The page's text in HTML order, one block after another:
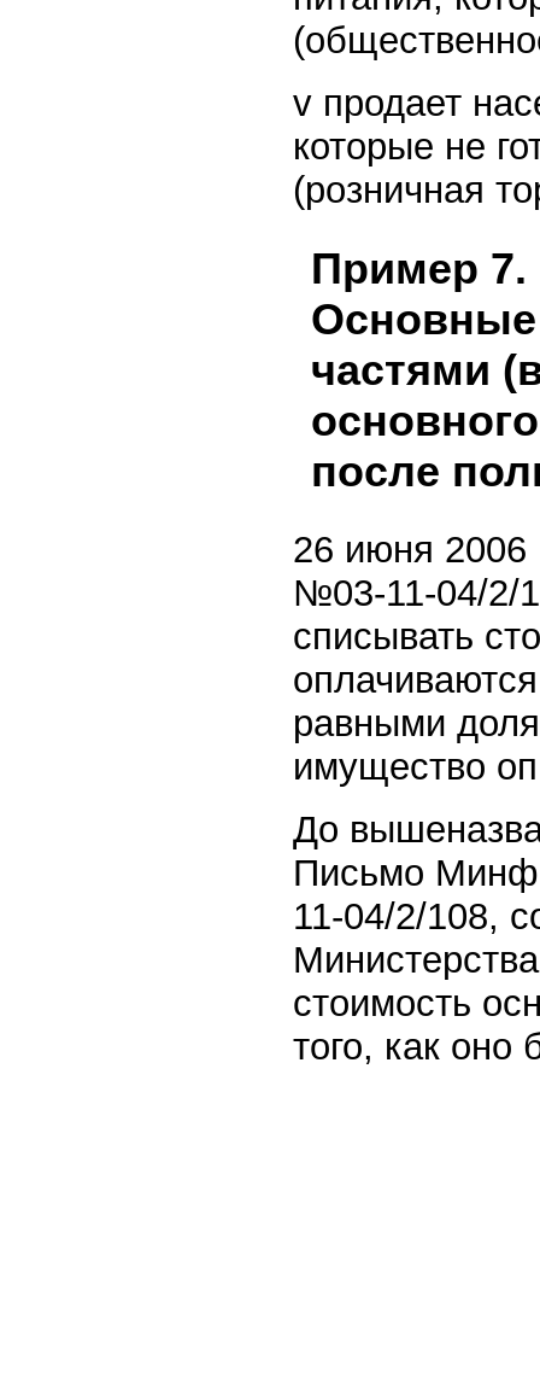
v продает
которые не
(розничная
Пример 7.
Основные
частями
после
26 июня
№03-11-04/2/
списывать
равными
имущество
До
Письмо
11-04/2/108,
стоимость
того, как оно